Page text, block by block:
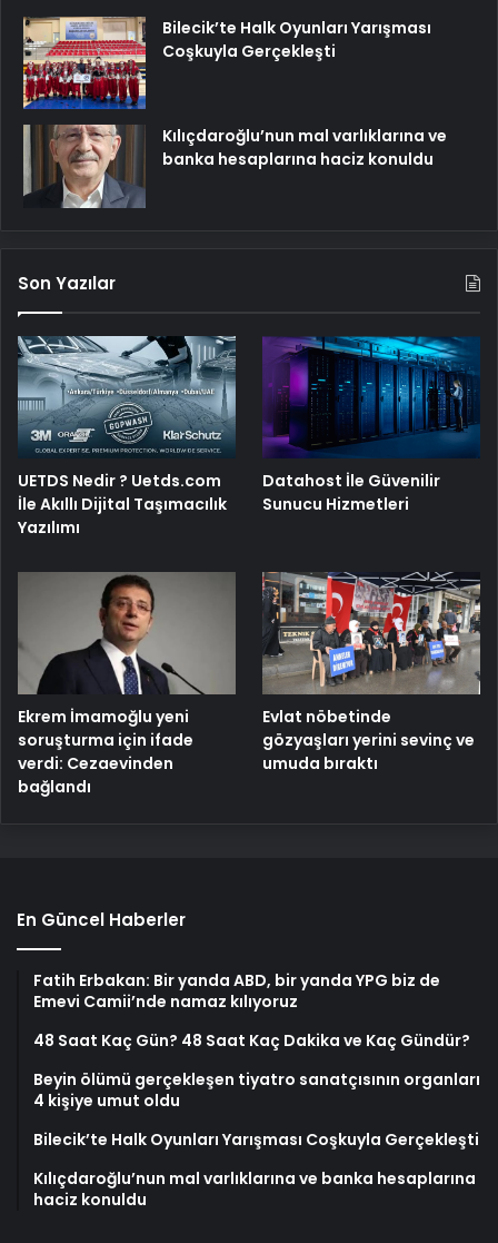
Bilecik’te Halk Oyunları Yarışması
Coşkuyla Gerçekleşti
Kılıçdaroğlu’nun mal varlıklarına ve
banka hesaplarına haciz konuldu
Son Yazılar
UETDS Nedir ? Uetds.com
İle Akıllı Dijital Taşımacılık
Yazılımı
Datahost İle Güvenilir
Sunucu Hizmetleri
Ekrem İmamoğlu yeni
soruşturma için ifade
verdi: Cezaevinden
bağlandı
Evlat nöbetinde
gözyaşları yerini sevinç ve
umuda bıraktı
En Güncel Haberler
Fatih Erbakan: Bir yanda ABD, bir yanda YPG biz de
Emevi Camii’nde namaz kılıyoruz
48 Saat Kaç Gün? 48 Saat Kaç Dakika ve Kaç Gündür?
Beyin ölümü gerçekleşen tiyatro sanatçısının organları
4 kişiye umut oldu
Bilecik’te Halk Oyunları Yarışması Coşkuyla Gerçekleşti
Kılıçdaroğlu’nun mal varlıklarına ve banka hesaplarına
haciz konuldu